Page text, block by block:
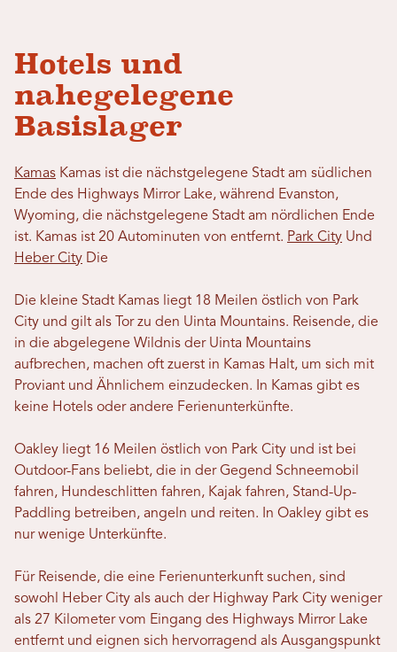
Hotels und
nahegelegene
Basislager
Kamas Kamas ist die nächstgelegene Stadt am südlichen
Ende des Highways Mirror Lake, während Evanston,
Wyoming, die nächstgelegene Stadt am nördlichen Ende
ist. Kamas ist 20 Autominuten von entfernt. Park City Und
Heber City Die
Die kleine Stadt Kamas liegt 18 Meilen östlich von Park
City und gilt als Tor zu den Uinta Mountains. Reisende, die
in die abgelegene Wildnis der Uinta Mountains
aufbrechen, machen oft zuerst in Kamas Halt, um sich mit
Proviant und Ähnlichem einzudecken. In Kamas gibt es
keine Hotels oder andere Ferienunterkünfte.
Oakley liegt 16 Meilen östlich von Park City und ist bei
Outdoor-Fans beliebt, die in der Gegend Schneemobil
fahren, Hundeschlitten fahren, Kajak fahren, Stand-Up-
Paddling betreiben, angeln und reiten. In Oakley gibt es
nur wenige Unterkünfte.
Für Reisende, die eine Ferienunterkunft suchen, sind
sowohl Heber City als auch der Highway Park City weniger
als 27 Kilometer vom Eingang des Highways Mirror Lake
entfernt und eignen sich hervorragend als Ausgangspunkt